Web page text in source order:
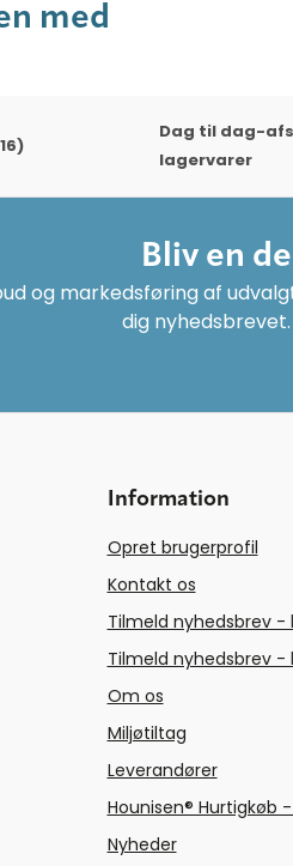
med
Dag til dag-
lagervarer
Bliv en
og markedsføring af
dig
Information
Opret brugerprofil
Kontakt os
Tilmeld nyhedsbrev -
Tilmeld nyhedsbrev
Om os
Miljøtiltag
Leverandører
Hounisen® Hurtigkøb
Nyheder